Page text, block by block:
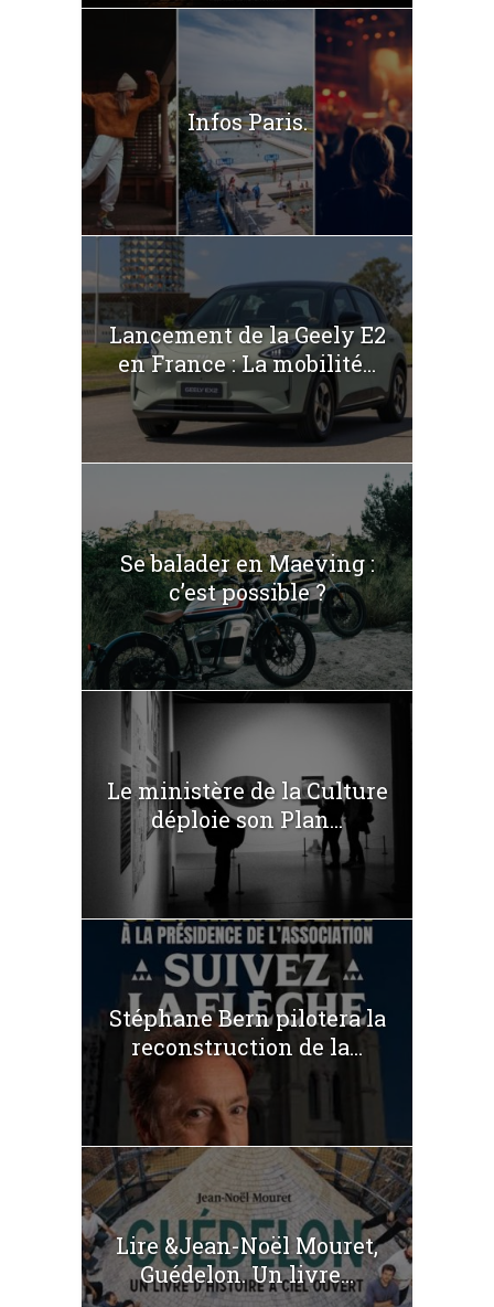
Infos Paris.
Lancement de la Geely E2
en France : La mobilité...
Se balader en Maeving :
c’est possible ?
Le ministère de la Culture
déploie son Plan...
Stéphane Bern pilotera la
reconstruction de la...
Lire &Jean-Noël Mouret,
Guédelon. Un livre...